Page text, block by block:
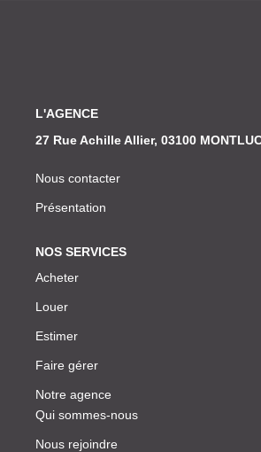
L'AGENCE
27 Rue Achille Allier, 03100
Nous contacter
Présentation
NOS SERVICES
Acheter
Louer
Estimer
Faire gérer
Notre agence
Qui sommes-nous
Nous rejoindre